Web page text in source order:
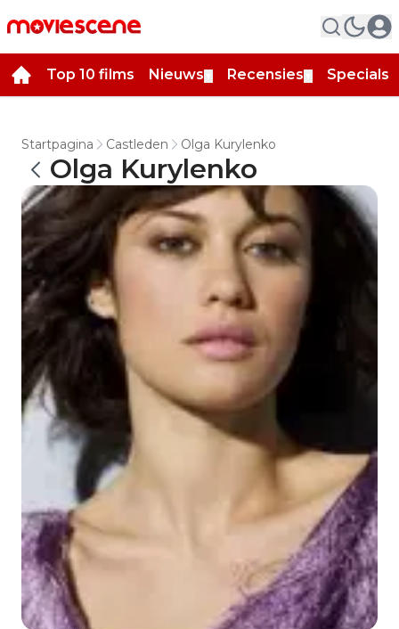
Top 10 films Nieuws Recensies Specials
Startpagina Castleden Olga Kurylenko
Olga Kurylenko